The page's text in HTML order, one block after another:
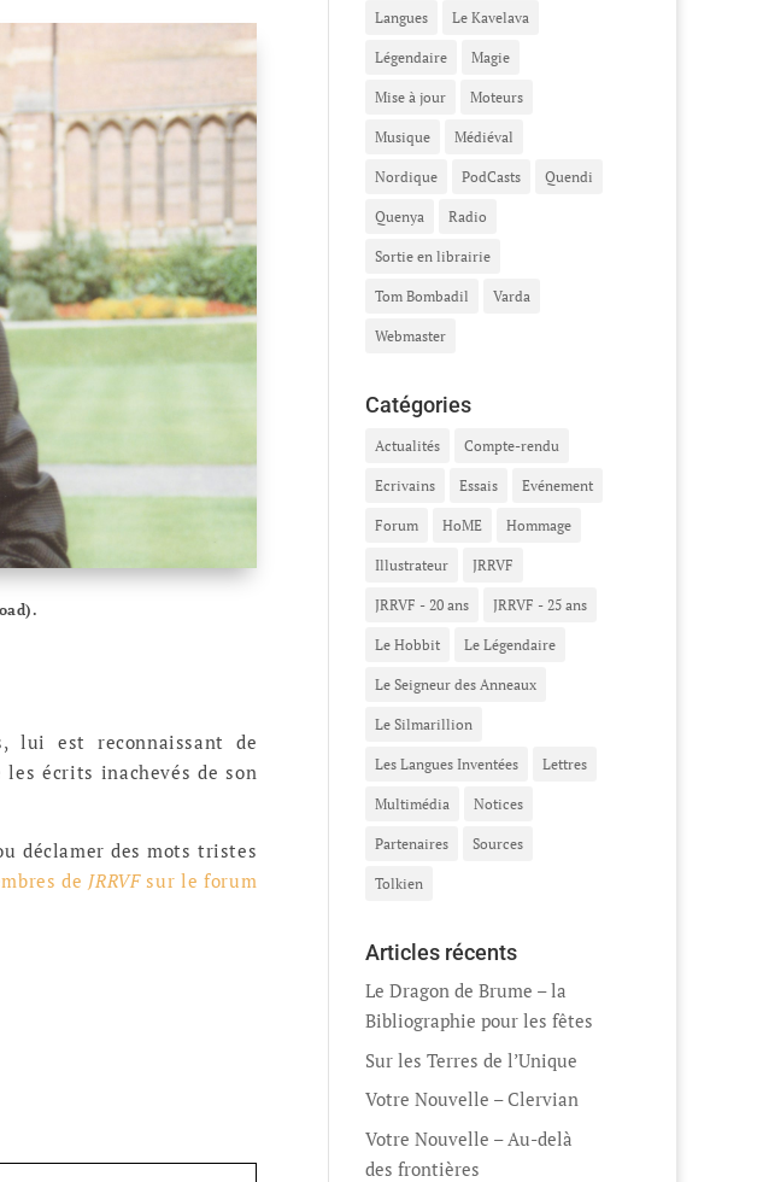
est reconnaissant de
écrits inachevés de son
déclamer des mots tristes
de JRRVFsur le forum
Langues Le Kavelava
Légendaire Magie
Mise à jour Moteurs
Musique Médiéval
Nordique PodCasts Quendi
Quenya Radio
Sortie en librairie
Tom Bombadil Varda
Webmaster
Catégories
Actualités Compte-rendu
Ecrivains Essais Evénement
Forum HoME Hommage
Illustrateur JRRVF
JRRVF - 20 ans JRRVF - 25 ans
Le Hobbit Le Légendaire
Le Seigneur des Anneaux
Le Silmarillion
Les Langues Inventées Lettres
Multimédia Notices
Partenaires Sources
Tolkien
Articles récents
Le Dragon de Brume – la
Bibliographie pour les fêtes
Sur les Terres de l’Unique
Votre Nouvelle – Clervian
Votre Nouvelle – Au-delà
des frontières